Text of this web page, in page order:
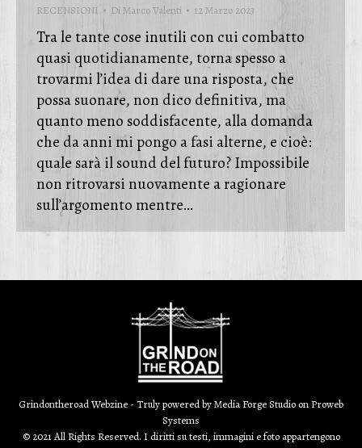
RECENSIONI DiMarco Valenti 12 Marzo 2023
Tra le tante cose inutili con cui combatto
quasi quotidianamente, torna spesso a
trovarmi l’idea di dare una risposta, che
possa suonare, non dico definitiva, ma
quanto meno soddisfacente, alla domanda
che da anni mi pongo a fasi alterne, e cioè:
quale sarà il sound del futuro? Impossibile
non ritrovarsi nuovamente a ragionare
sull’argomento mentre…
Grindontheroad Webzine - Truly powered byMedia Forge Studio on Proweb
Systems
© 2021 All Rights Reserved. I diritti su testi, immagini e foto appartengono